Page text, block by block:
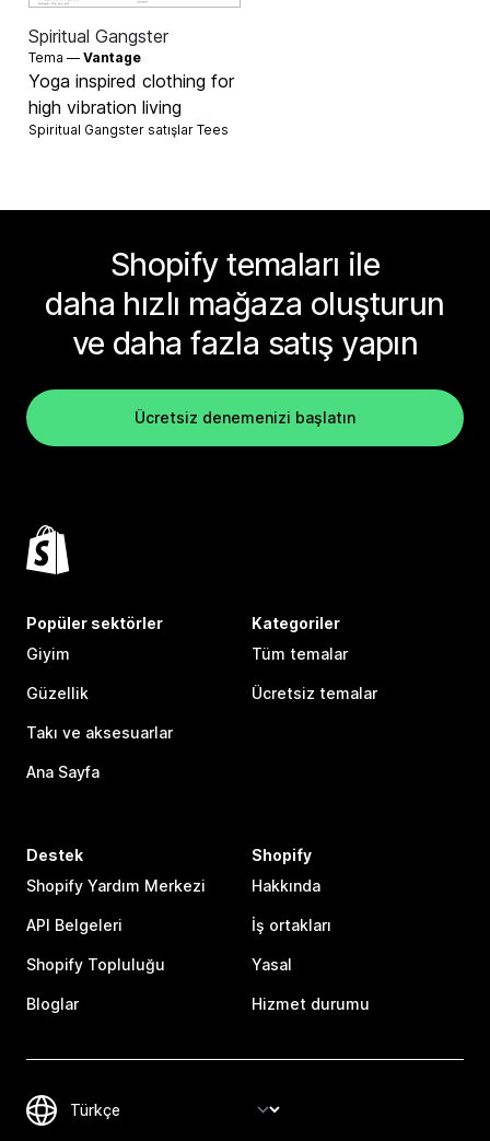
Spiritual Gangster
Tema —Vantage
Yoga inspired clothing for
high vibration living
Spiritual Gangster satışlarTees
Shopify temaları ile
daha hızlı mağaza oluşturun
ve daha fazla satış yapın
Ücretsiz denemenizi başlatın
Popüler sektörler
Giyim
Güzellik
Takı ve aksesuarlar
Ana Sayfa
Kategoriler
Tüm temalar
Ücretsiz temalar
Destek
Shopify Yardım Merkezi
API Belgeleri
Shopify Topluluğu
Bloglar
Shopify
Hakkında
İş ortakları
Yasal
Hizmet durumu